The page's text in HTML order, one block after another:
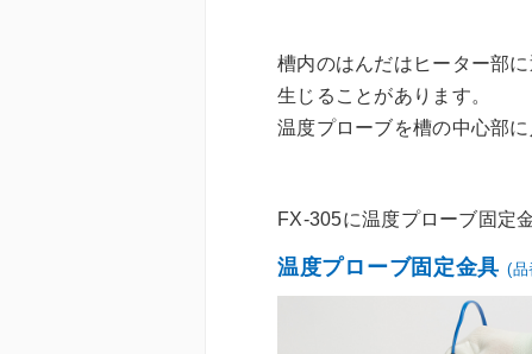
槽内のはんだはヒーター部
生じることがあります。
温度プローブを槽の中心部
FX-305に温度プローブ固定
温度プローブ固定金具 (品